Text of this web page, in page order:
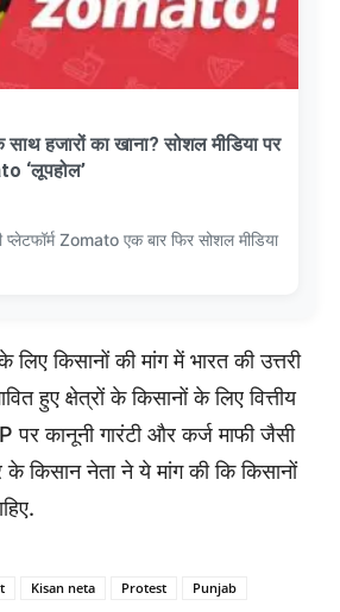
हजारों का खाना? सोशल मीडिया पर
‘लूपहोल’
Zomato एक बार फिर सोशल मीडिया
किसानों की मांग में भारत की उत्तरी
हुए क्षेत्रों के किसानों के लिए वित्तीय
कानूनी गारंटी और कर्ज माफी जैसी
किसान नेता ने ये मांग की कि किसानों
Kisan neta Protest
Punjab